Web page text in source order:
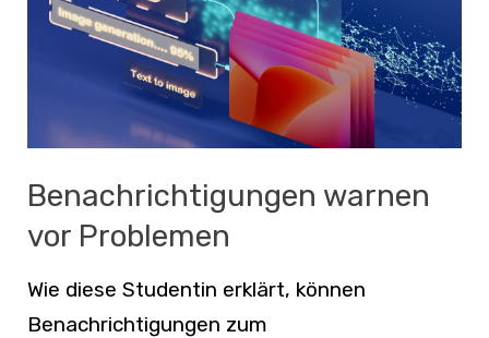
Benachrichtigungen warnen
vor Problemen
Wie diese Studentin erklärt, können
Benachrichtigungen zum